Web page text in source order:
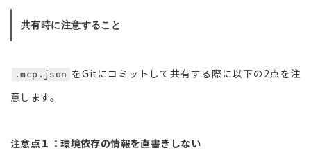
共有時に注意すること
.mcp.json をGitにコミットして共有する際に以下の2点を注
意します。
注意点１：環境依存の情報を直書きしない